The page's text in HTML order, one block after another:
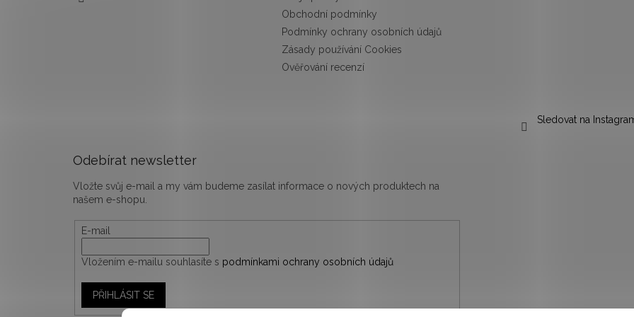
Obchodní podmínky
Podmínky ochrany osobních údajů
Zásady používání Cookies
Ověřování recenzí
Sledovat na
Odebírat newsletter
Vložte svůj e-mail a my vám budeme zasílat informace o nových produktech na
našem e-shopu.
E-mail
Vložením e-mailu souhlasíte s podmínkami ochrany osobních údajů
PŘIHLÁSIT SE